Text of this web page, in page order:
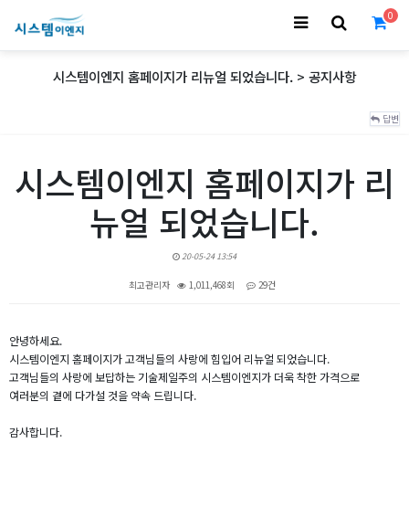
0
시스템이엔지 홈페이지가 리뉴얼 되었습니다. > 공지사항
답변
시스템이엔지 홈페이지가 리
뉴얼 되었습니다.
20-05-24 13:54
최고관리자 1,011,468회 29건
본문
안녕하세요.
시스템이엔지 홈페이지가 고객님들의 사랑에 힘입어 리뉴얼 되었습니다.
고객님들의 사랑에 보답하는 기술제일주의 시스템이엔지가 더욱 착한 가격으로
여러분의 곁에 다가설 것을 약속 드립니다.
감사합니다.